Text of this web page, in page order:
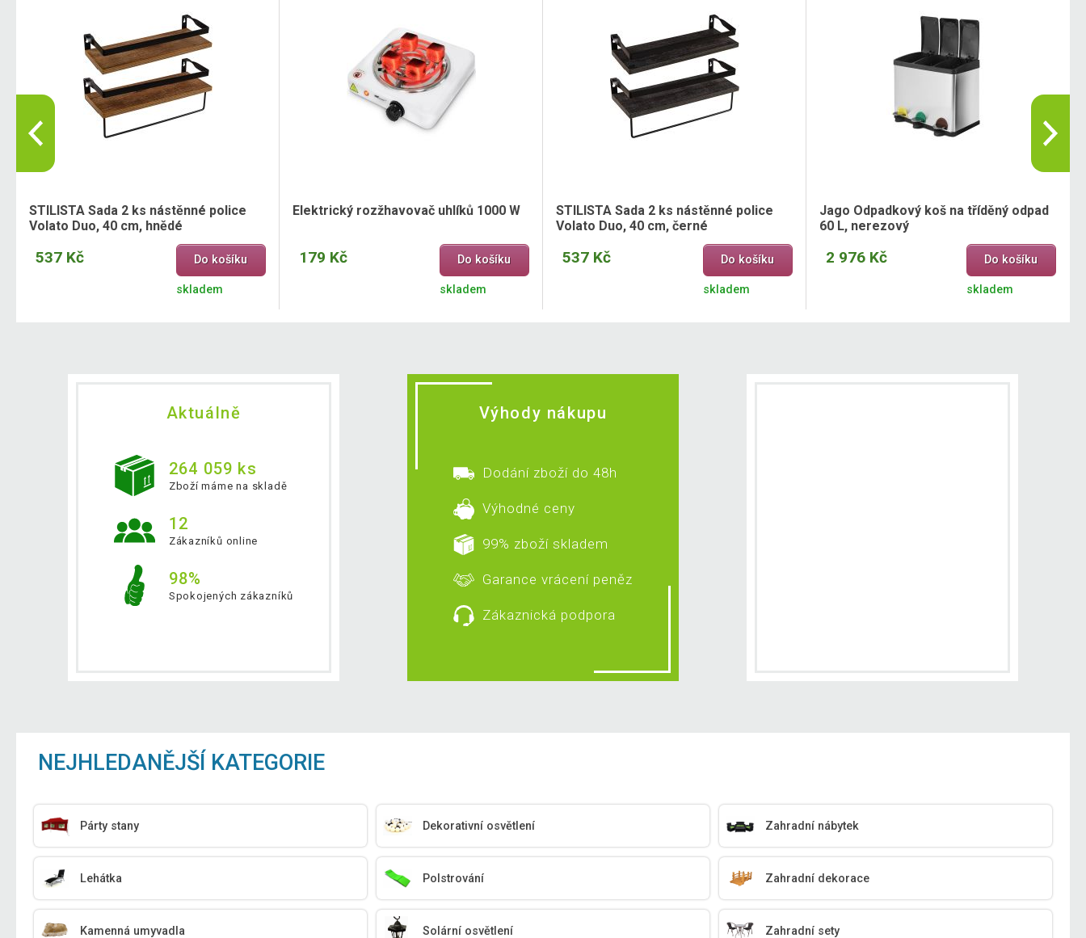
STILISTA Sada 2 ks nástěnné police
Volato Duo, 40 cm, hnědé
537 Kč Do košíku
skladem
Elektrický rozžhavovač uhlíků 1000 W
179 Kč Do košíku
skladem
STILISTA Sada 2 ks nástěnné police
Volato Duo, 40 cm, černé
537 Kč Do košíku
skladem
Jago Odpadkový koš na tříděný odpad
60 L, nerezový
2 976 Kč Do košíku
skladem
Aktuálně
264 059 ks
Zboží máme na skladě
12
Zákazníků online
98%
Spokojených zákazníků
Výhody nákupu
Dodání zboží do 48h
Výhodné ceny
99% zboží skladem
Garance vrácení peněz
Zákaznická podpora
NEJHLEDANĚJŠÍ KATEGORIE
Párty stany Dekorativní osvětlení Zahradní nábytek
Lehátka Polstrování Zahradní dekorace
Kamenná umyvadla Solární osvětlení Zahradní sety